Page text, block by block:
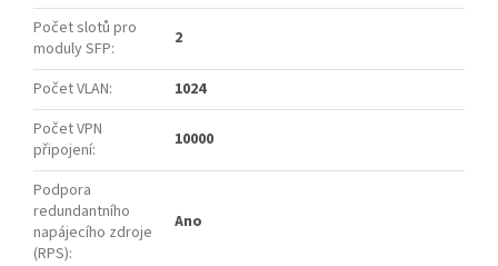
Počet slotů pro
moduly SFP: 2
Počet VLAN:
1024
Počet VPN
připojení: 10000
Podpora
redundantního
napájecího zdroje
(RPS):
Ano